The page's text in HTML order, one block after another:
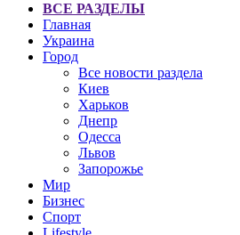
ВСЕ РАЗДЕЛЫ
Главная
Украина
Город
Все новости раздела
Киев
Харьков
Днепр
Одесса
Львов
Запорожье
Мир
Бизнес
Спорт